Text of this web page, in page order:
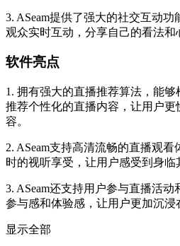
3. ASeam提供了强大的社交互动
观众实时互动，分享自己的看法和
软件亮点
1. 拥有强大的直播推荐算法，能
推荐个性化的直播内容，让用户
容。
2. ASeam支持高清流畅的直播观
时的视听享受，让用户感受到身临
3. ASeam还支持用户参与直播活
参与感和体验感，让用户更加沉浸
显示全部